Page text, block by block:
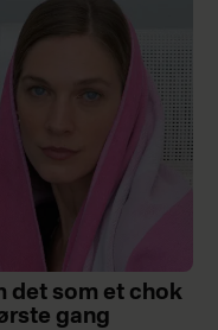
det som et chok
gang